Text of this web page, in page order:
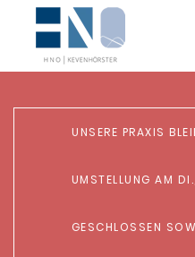
UNSERE PRAXIS
UMSTELLUNG AM
GESCHLOSSEN